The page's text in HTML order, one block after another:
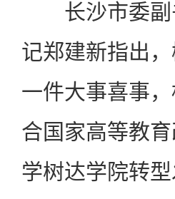
长沙市委副
记郑建新指出
一件大事喜事
合国家高等教
学树达学院转